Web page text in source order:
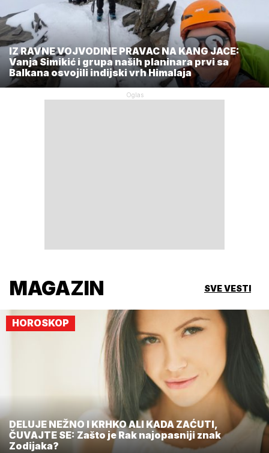
IZ RAVNE VOJVODINE PRAVAC NA KANG JACE:
Vanja Simikić i grupa naših planinara prvi sa
Balkana osvojili indijski vrh Himalaja
MAGAZIN SVE VESTI
HOROSKOP
DELUJE NEŽNO I KRHKO ALI KADA ZAĆUTI,
ČUVAJTE SE: Zašto je Rak najopasniji znak
Zodijaka?